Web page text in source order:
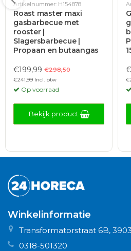
Artikelnummer: H154878
Roast master maxi
gasbarbecue met
rooster |
Slagersbarbecue |
Propaan en butaangas
€199,99 €298,50
€241,99 Incl. btw
Op voorraad
Bekijk product
Winkelinformatie
Transformatorstraat 6B,
0318-501320